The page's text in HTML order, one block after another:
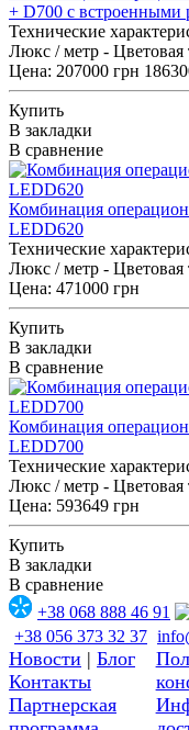
+ D700 с встроенными
Технические
Люкс / метр - Цветовая
Цена: 207000 грн
Купить
В закладки
В сравнение
Комбинация
LEDD620
Технические
Люкс / метр - Цветовая
Цена: 471000 грн
Купить
В закладки
В сравнение
Комбинация
LEDD700
Технические
Люкс / метр - Цветовая
Цена: 593649 грн
Купить
В закладки
В сравнение
+38 068 888 46 91
+38 056 373 32 37
Новости | Блог
Контакты
Партнерская